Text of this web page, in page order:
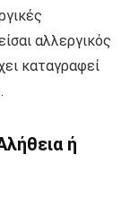
αλλεργικός
καταγραφεί
ή